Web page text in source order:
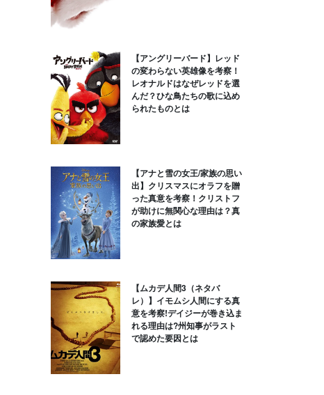
【アングリーバード】レッド
の変わらない英雄像を考察！
レオナルドはなぜレッドを選
んだ？ひな鳥たちの歌に込め
られたものとは
【アナと雪の女王/家族の思い
出】クリスマスにオラフを贈
った真意を考察！クリストフ
が助けに無関心な理由は？真
の家族愛とは
【ムカデ人間3（ネタバ
レ）】イモムシ人間にする真
意を考察!デイジーが巻き込ま
れる理由は?州知事がラスト
で認めた要因とは